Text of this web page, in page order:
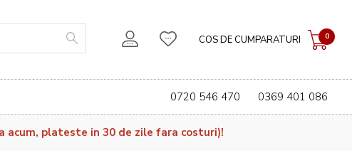
COS DE CUMPARATURI 0
0720 546 470 0369 401 086
acum, plateste in 30 de zile fara costuri)!